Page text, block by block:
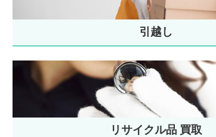
引越し
リサイクル品 買取